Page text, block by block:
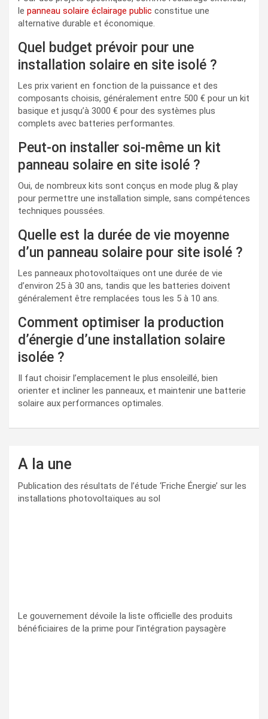
le panneau solaire éclairage public constitue une
alternative durable et économique.
Quel budget prévoir pour une
installation solaire en site isolé ?
Les prix varient en fonction de la puissance et des
composants choisis, généralement entre 500 € pour un kit
basique et jusqu’à 3000 € pour des systèmes plus
complets avec batteries performantes.
Peut-on installer soi-même un kit
panneau solaire en site isolé ?
Oui, de nombreux kits sont conçus en mode plug & play
pour permettre une installation simple, sans compétences
techniques poussées.
Quelle est la durée de vie moyenne
d’un panneau solaire pour site isolé ?
Les panneaux photovoltaïques ont une durée de vie
d’environ 25 à 30 ans, tandis que les batteries doivent
généralement être remplacées tous les 5 à 10 ans.
Comment optimiser la production
d’énergie d’une installation solaire
isolée ?
Il faut choisir l’emplacement le plus ensoleillé, bien
orienter et incliner les panneaux, et maintenir une batterie
solaire aux performances optimales.
A la une
Publication des résultats de l’étude ‘Friche Énergie’ sur les
installations photovoltaïques au sol
Le gouvernement dévoile la liste officielle des produits
bénéficiaires de la prime pour l’intégration paysagère